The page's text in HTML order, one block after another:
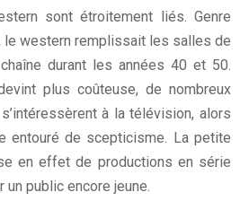
sont étroitement liés. Genre
le western remplissait les salles de
durant les années 40 et 50.
plus coûteuse, de nombreux
à la télévision, alors
entouré de scepticisme. La petite
en effet de productions en série
public encore jeune.